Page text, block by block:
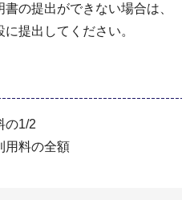
の提出ができない場合は、
提出してください。
の1/2
用料の全額